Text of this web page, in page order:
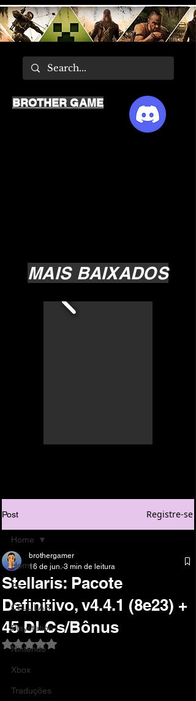
MAIS BAIXADOS
BROTHER GAME
Post Registre-se
Home
Pc
CELULAR
Playstation
Nintendo
Xbox
Traduções
Home
Stellaris: Pacote
Definitivo, v4.4.1 (8e23) +
45 DLCs/Bônus
brothergamer
16 de jun. 3 min de leitura
Avaliado com NaN de 5 estrelas.